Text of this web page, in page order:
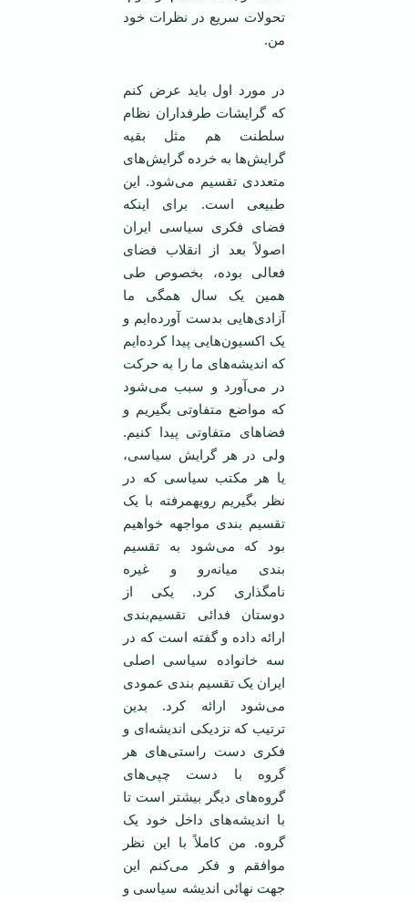
تحولات سریع در نظرات خود
من.
در مورد اول باید عرض کنم
که گرایشات طرفداران نظام
سلطنت هم مثل بقیه
گرایش‌ها به خرده گرایش‌های
متعددی تقسیم می‌شود. این
طبیعی است. برای اینکه
فضای فکری سیاسی ایران
اصولاً بعد از انقلاب فضای
فعالی بوده، بخصوص طی
همین یک سال همگی ما
آزادی‌هایی بدست آورده‌ایم و
یک اکسیون‌هایی پیدا کرده‌ایم
که اندیشه‌های ما را به حرکت
در می‌آورد و سبب می‌شود
که مواضع متفاوتی بگیریم و
فضاهای متفاوتی پیدا کنیم.
ولی در هر گرایش سیاسی،
یا هر مکتب سیاسی که در
نظر بگیریم رویهمرفته با یک
تقسیم بندی مواجهه خواهیم
بود که می‌شود به تقسیم
بندی میانه‌رو و غیره
نامگذاری کرد. یکی از
دوستان فدائی تقسیم‌بندی
ارائه داده و گفته است که در
سه خانواده سیاسی اصلی
ایران یک تقسیم بندی عمودی
می‌شود ارائه کرد. بدین
ترتیب که نزدیکی اندیشه‌ای و
فکری دست راستی‌های هر
گروه با دست چپی‌های
گروه‌های دیگر بیشتر است تا
با اندیشه‌های داخل خود یک
گروه. من کاملاً با این نظر
موافقم و فکر می‌کنم این
جهت نهائی اندیشه سیاسی و